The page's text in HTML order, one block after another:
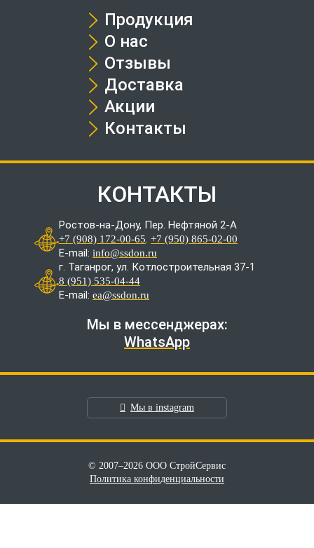
Продукция
О нас
Отзывы
Доставка
Акции
Контакты
КОНТАКТЫ
Ростов-на-Дону, Пер. Нефтяной 2-А
+7 (908) 172-00-65. +7 (950) 865-02-00
E-mail: info@ssdon.ru
г. Таганрог, ул. Котлостроительная 37-1
8 (951) 535-04-44
E-mail: ea@ssdon.ru
Мы в мессенджерах:
WhatsApp
Мы в instagram
© 2007–2026 ООО СтройСервис
Политика конфиденциальности